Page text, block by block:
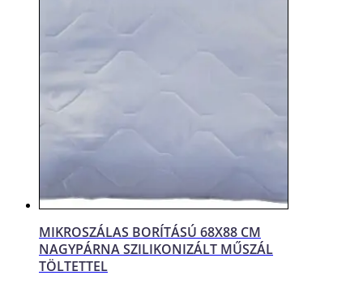
MIKROSZÁLAS BORÍTÁSÚ 68X88 CM
NAGYPÁRNA SZILIKONIZÁLT MŰSZÁL
TÖLTETTEL